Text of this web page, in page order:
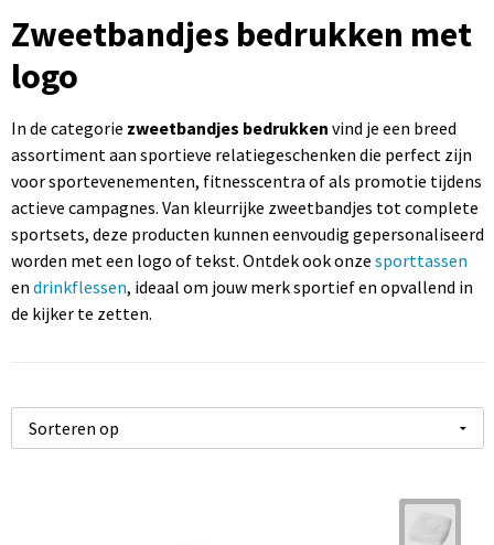
Sportartikelen bedrukken
Kantoorartikelen bedrukken
Paraplu's bedrukken
Gereedschap bedrukken
Touch pennen bedrukken
Luxe pennen bedrukken
Metalen pennen
Markeerstiften bedrukken
Rugzakken bedrukken
Promotietassen bedrukken
Draagtassen bedrukken
Caps bedrukken
Mutsen bedrukken
Bodywarmers bedrukken
Handdoeken bedrukken
USB sticks bedrukken
Computermuizen bedrukken
Zweetbandjes bedrukken met
logo
In de categorie zweetbandjes bedrukken vind je een breed
assortiment aan sportieve relatiegeschenken die perfect zijn
voor sportevenementen, fitnesscentra of als promotie tijdens
actieve campagnes. Van kleurrijke zweetbandjes tot complete
sportsets, deze producten kunnen eenvoudig gepersonaliseerd
worden met een logo of tekst. Ontdek ook onze sporttassen
en drinkflessen, ideaal om jouw merk sportief en opvallend in
de kijker te zetten.